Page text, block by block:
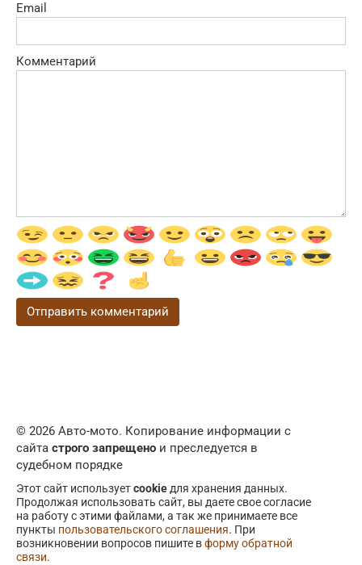
Email
Комментарий
© 2026 Авто-мото. Копирование информации с
сайта строго запрещено и преследуется в
судебном порядке
Этот сайт используетcookie для хранения данных.
Продолжая использовать сайт, вы даете свое согласие
на работу с этими файлами, а так же принимаете все
пункты пользовательского соглашения. При
возникновении вопросов пишите вформу обратной
связи.